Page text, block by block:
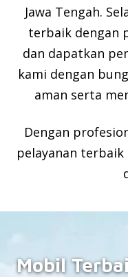
Jawa Tengah.
terbaik dengan
dan dapatkan
kami dengan
aman serta
Dengan
pelayanan terbaik
Mobil